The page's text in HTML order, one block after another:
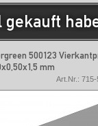
500123
mm
Art.Nr.: